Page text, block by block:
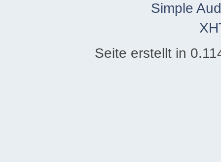
Simple
Seite erstellt in